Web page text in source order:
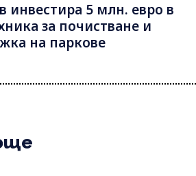
инвестира 5 млн. евро в
за почистване и
на паркове